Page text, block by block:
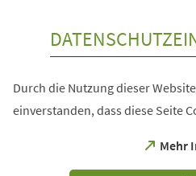
Durch die Nutzung dieser
einverstanden, dass diese Seite
Mehr
(Öffnet